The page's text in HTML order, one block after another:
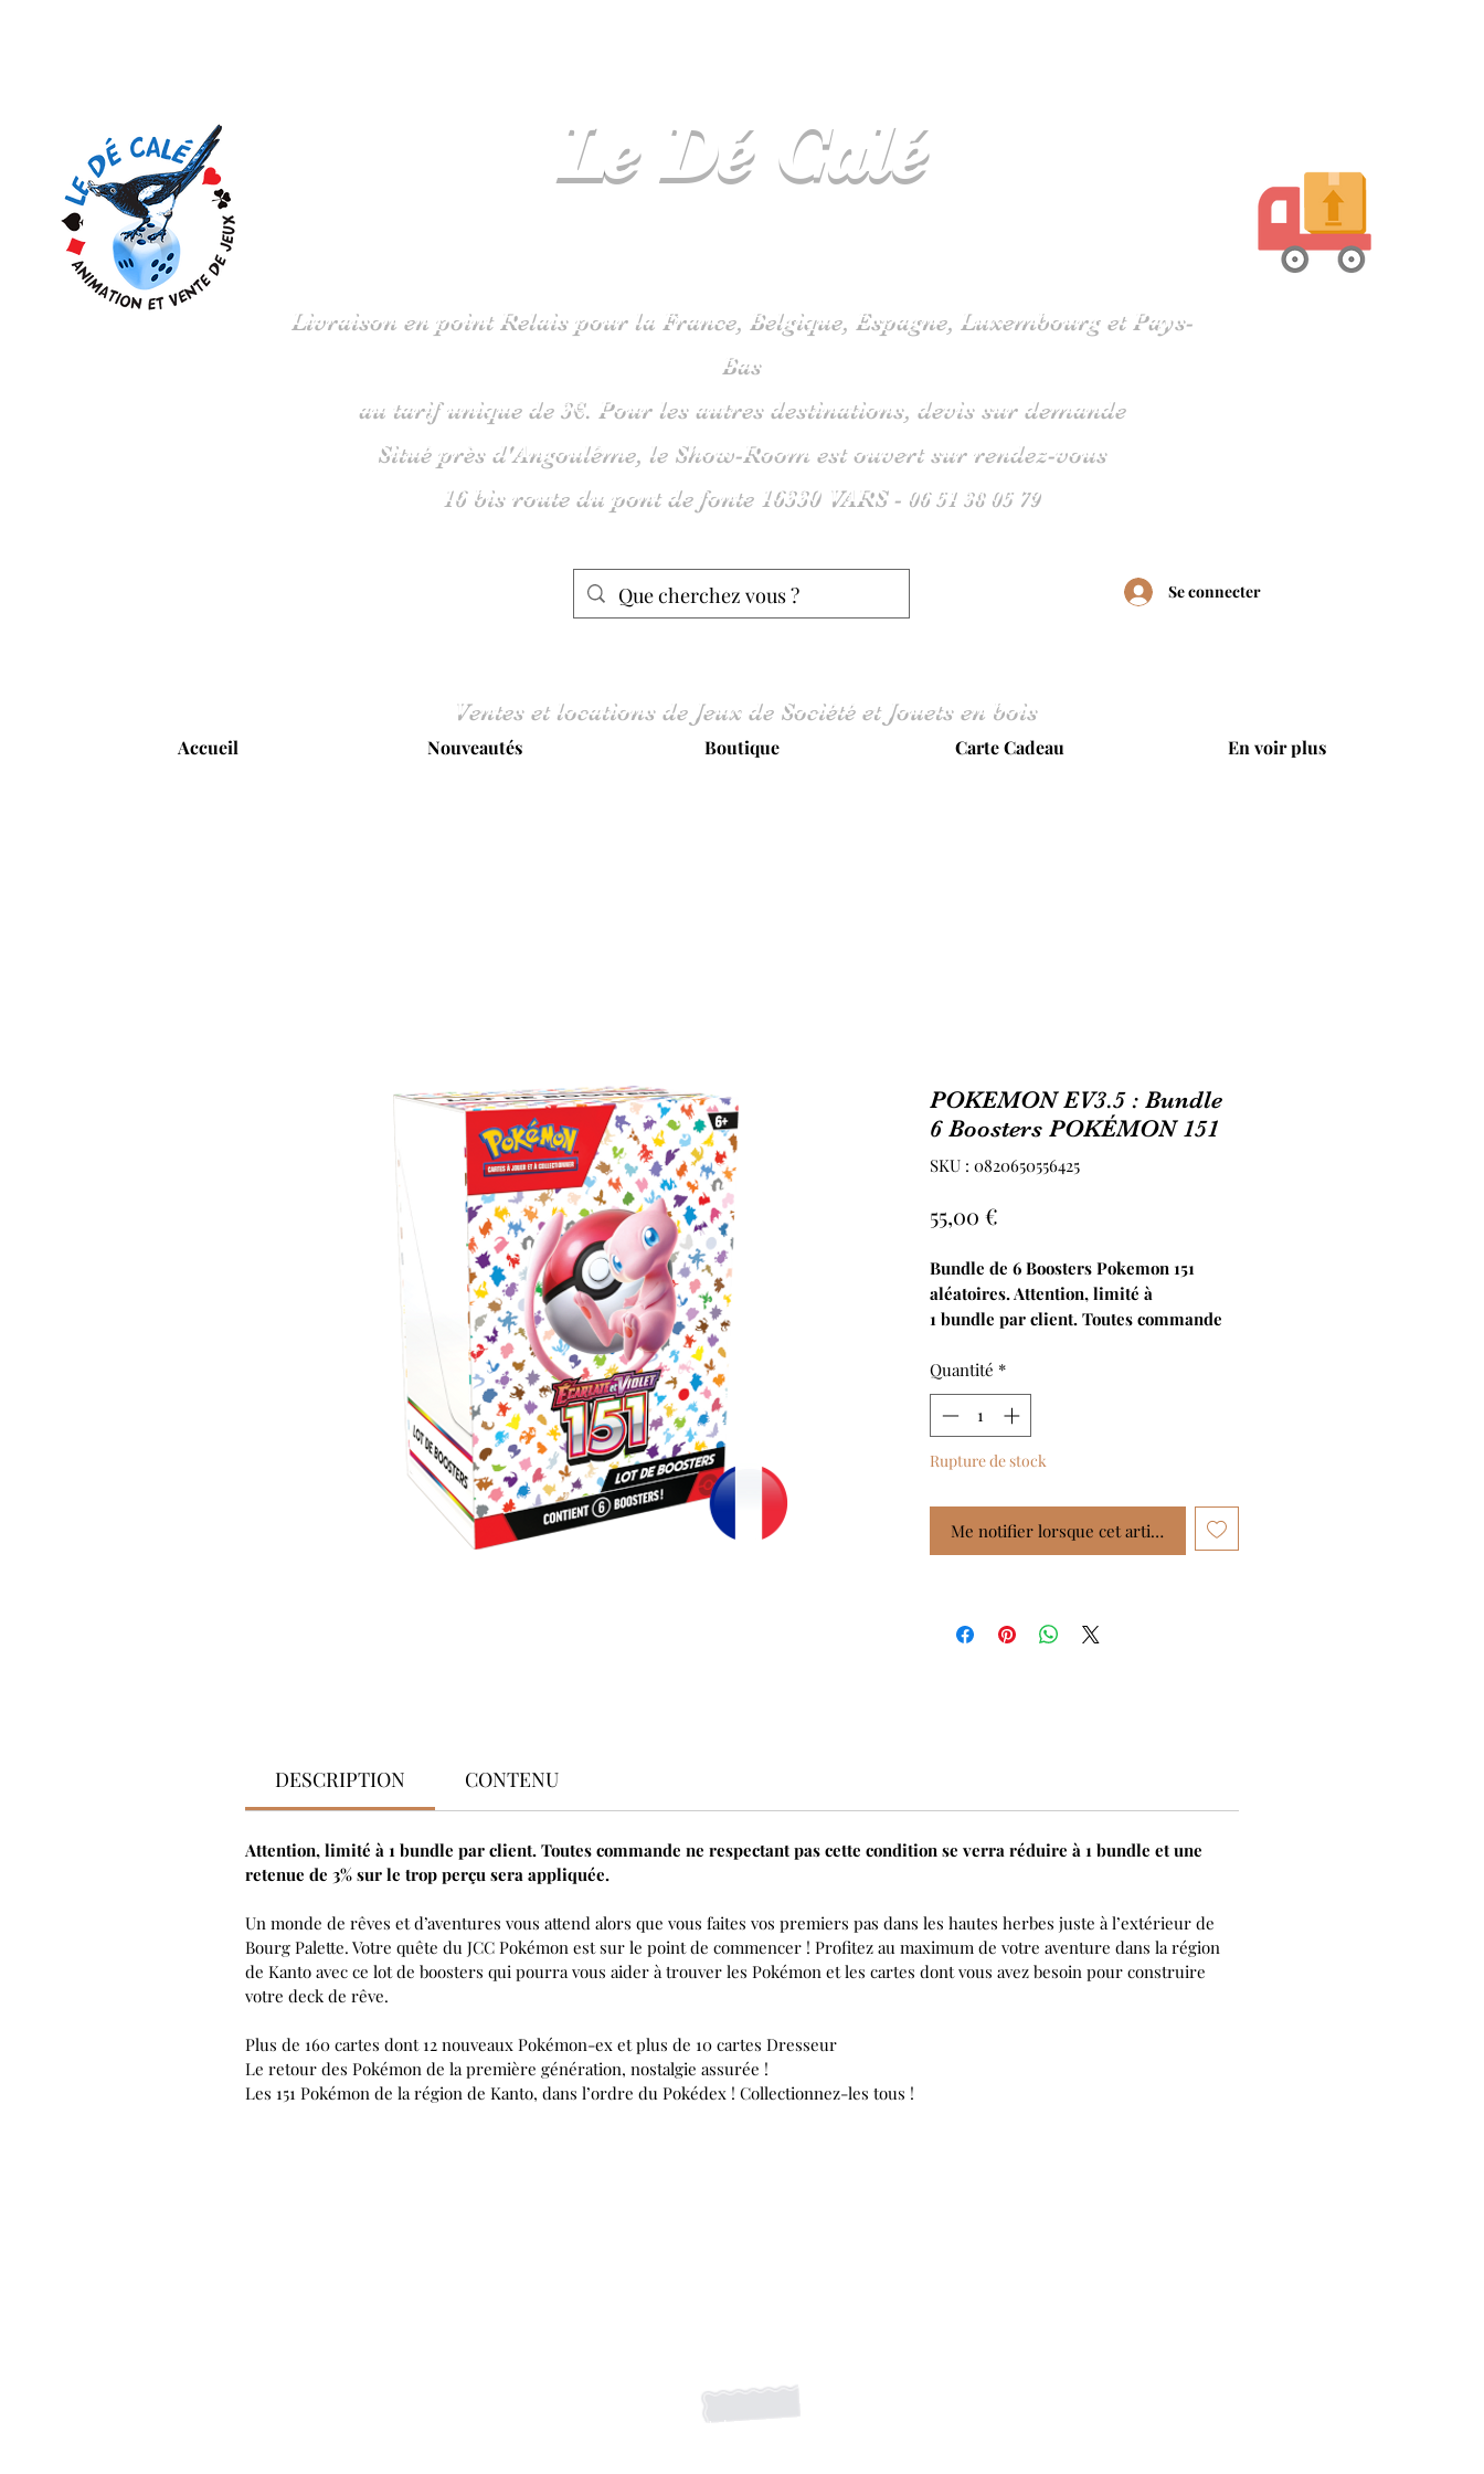
Le DéCalé
Livraison en point Relais pour la France, Belgique, Espagne, Luxembourg et Pays-
Bas
au tarif unique de 3€. Pour les autres destinations, devis sur demande
Situé près d'Angoulême, le Show-Room est ouvert sur rendez-vous
16 bis route du pont de fonte 16330 VARS - 0651 38 05 79
Se connecter
Ventes et locations de Jeux de Société et Jouets en bois
Accueil Nouveautés Boutique Carte Cadeau En voir plus
POKEMON EV3.5 : Bundle
6 Boosters POKÉMON 151
SKU : 0820650556425
55,00 €
Bundle de 6 Boosters Pokemon 151
aléatoires. Attention, limité à
1 bundle par client. Toutes commande
verra réduire à 1 bundle et une retenue
de 3% sur le trop perçu sera appliquée.
Quantité *
Rupture de stock
Me notifier lorsque cet article est disponible
DESCRIPTION CONTENU
Attention, limité à 1 bundle par client. Toutes commande ne respectant pas cette condition se verra réduire à 1 bundle et une
retenue de 3% sur le trop perçu sera appliquée.
Un monde de rêves et d’aventures vous attend alors que vous faites vos premiers pas dans les hautes herbes juste à l’extérieur de
Bourg Palette. Votre quête du JCC Pokémon est sur le point de commencer ! Profitez au maximum de votre aventure dans la région
de Kanto avec ce lot de boosters qui pourra vous aider à trouver les Pokémon et les cartes dont vous avez besoin pour construire
votre deck de rêve.
Plus de 160 cartes dont 12 nouveaux Pokémon-ex et plus de 10 cartes Dresseur
Le retour des Pokémon de la première génération, nostalgie assurée !
Les 151 Pokémon de la région de Kanto, dans l’ordre du Pokédex ! Collectionnez-les tous !
S'abonner